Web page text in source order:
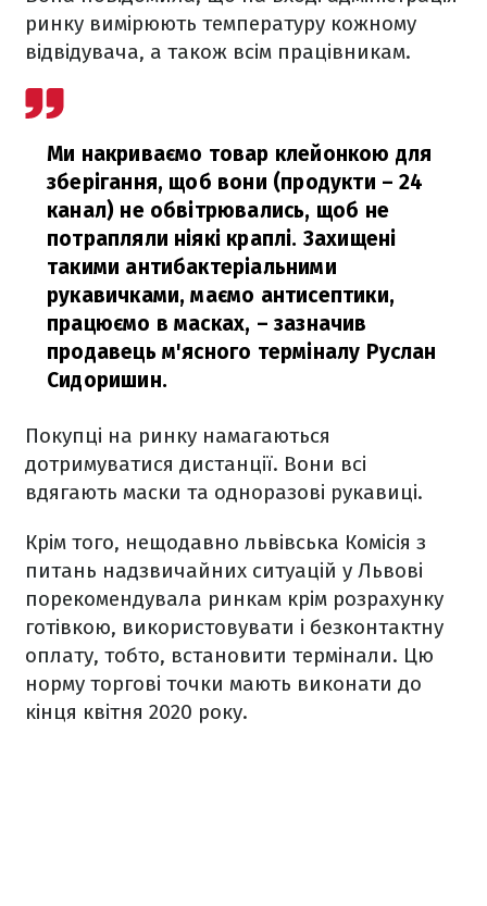
ринку вимірюють температуру кожному
відвідувача, а також всім працівникам.
Ми накриваємо товар клейонкою для
зберігання, щоб вони (продукти – 24
канал) не обвітрювались, щоб не
потрапляли ніякі краплі. Захищені
такими антибактеріальними
рукавичками, маємо антисептики,
працюємо в масках, – зазначив
продавець м'ясного терміналу Руслан
Сидоришин.
Покупці на ринку намагаються
дотримуватися дистанції. Вони всі
вдягають маски та одноразові рукавиці.
Крім того, нещодавно львівська Комісія з
питань надзвичайних ситуацій у Львові
порекомендувала ринкам крім розрахунку
готівкою, використовувати і безконтактну
оплату, тобто, встановити термінали. Цю
норму торгові точки мають виконати до
кінця квітня 2020 року.